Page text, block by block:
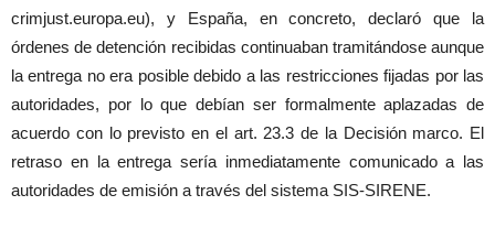
crimjust.europa.eu), y España, en concreto, declaró que la
órdenes de detención recibidas continuaban tramitándose aunque
la entrega no era posible debido a las restricciones fijadas por las
autoridades, por lo que debían ser formalmente aplazadas de
acuerdo con lo previsto en el art. 23.3 de la Decisión marco. El
retraso en la entrega sería inmediatamente comunicado a las
autoridades de emisión a través del sistema SIS-SIRENE.